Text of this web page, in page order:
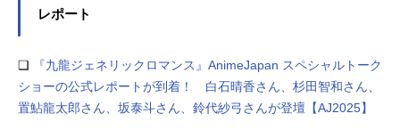
レポート
❏
『九龍ジェネリックロマンス』AnimeJapan スペシャルトーク
ショーの公式レポートが到着！ 白石晴香さん、杉田智和さん、
置鮎龍太郎さん、坂泰斗さん、鈴代紗弓さんが登壇【AJ2025】